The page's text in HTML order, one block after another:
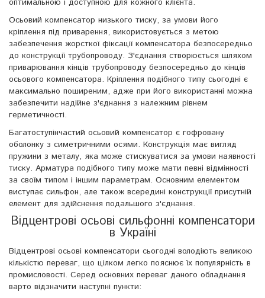
оптимальною і доступною для кожного клієнта.
Осьовий компенсатор низького тиску, за умови його
кріплення під приварення, використовується з метою
забезпечення жорсткої фіксації компенсатора безпосередньо
до конструкції трубопроводу. З'єднання створюється шляхом
приварювання кінців трубопроводу безпосередньо до кінців
осьового компенсатора. Кріплення подібного типу сьогодні є
максимально поширеним, адже при його використанні можна
забезпечити надійне з'єднання з належним рівнем
герметичності.
Багатоступінчастий осьовий компенсатор є гофровану
оболонку з симетричними осями. Конструкція має вигляд
пружини з металу, яка може стискуватися за умови наявності
тиску. Арматура подібного типу може мати певні відмінності
за своїм типом і іншим параметрам. Основним елементом
виступає сильфон, але також всередині конструкції присутній
елемент для здійснення подальшого з'єднання.
Відцентрові осьові сильфонні компенсатори
в Україні
Відцентрові осьові компенсатори сьогодні володіють великою
кількістю переваг, що цілком легко пояснює їх популярність в
промисловості. Серед основних переваг даного обладнання
варто відзначити наступні пункти: